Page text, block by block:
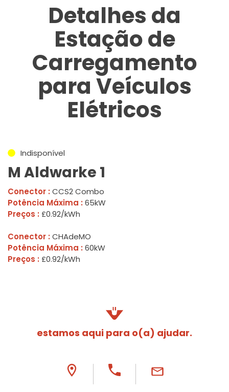
Detalhes da
Estação de
Carregamento
para Veículos
Elétricos
Indisponível
M Aldwarke 1
Conector : CCS2 Combo
Potência Máxima : 65kW
Preços : £0.92/kWh
Conector : CHAdeMO
Potência Máxima : 60kW
Preços : £0.92/kWh
estamos aqui para o(a) ajudar.